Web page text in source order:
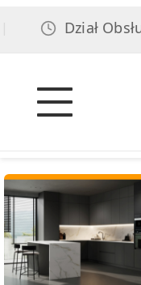
Dział Obsługi